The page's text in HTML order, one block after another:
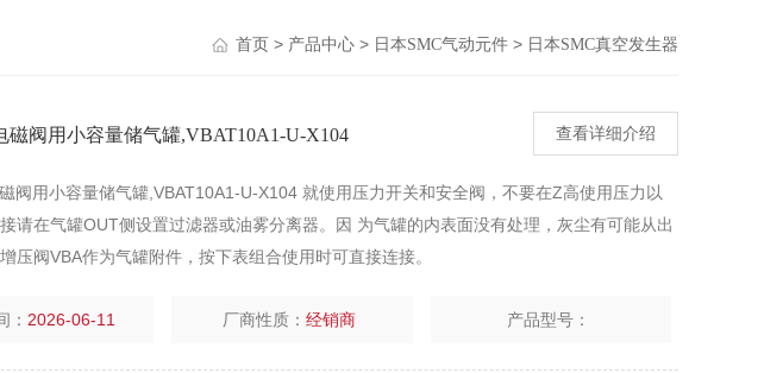
首页 > 产品中心 > 日本SMC气动元件 > 日本SMC真空发生器
磁阀用小容量储气罐,VBAT10A1-U-X104 查看详细介绍
阀用小容量储气罐,VBAT10A1-U-X104 就使用压力开关和安全阀，不要在Z高使用压力以
接请在气罐OUT侧设置过滤器或油雾分离器。因 为气罐的内表面没有处理，灰尘有可能从出
压阀VBA作为气罐附件，按下表组合使用时可直接连接。
： 2026-06-11 厂商性质：经销商 产品型号：